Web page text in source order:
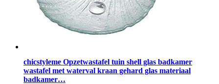
chicstyleme Opzetwastafel tuin shell glas badkamer
wastafel met waterval kraan gehard glas materiaal
badkamer…